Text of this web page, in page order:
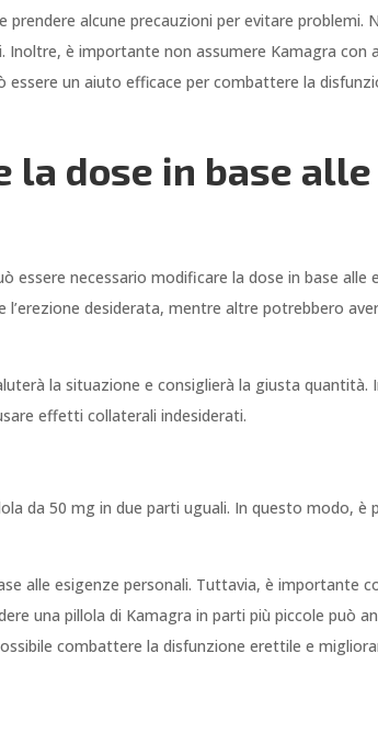
alcune precauzioni per evitare problemi.
è importante non assumere Kamagra con
un aiuto efficace per combattere la
la dose in base alle
necessario modificare la dose in base alle
desiderata, mentre altre potrebbero
la situazione e consiglierà la giusta
effetti collaterali indesiderati.
da 50 mg in due parti uguali. In questo modo, è
alle esigenze personali. Tuttavia, è importante
una pillola di Kamagra in parti più piccole può
combattere la disfunzione erettile e